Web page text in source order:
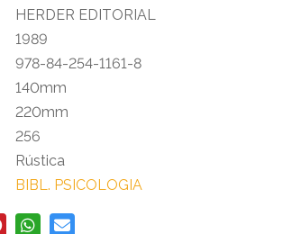
HERDER EDITORIAL
1989
978-84-254-1161-8
140mm
220mm
256
Rústica
BIBL. PSICOLOGIA